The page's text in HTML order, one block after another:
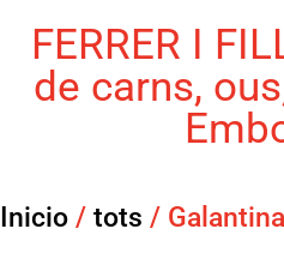
FERRER I
de carns,
Inicio / tots /